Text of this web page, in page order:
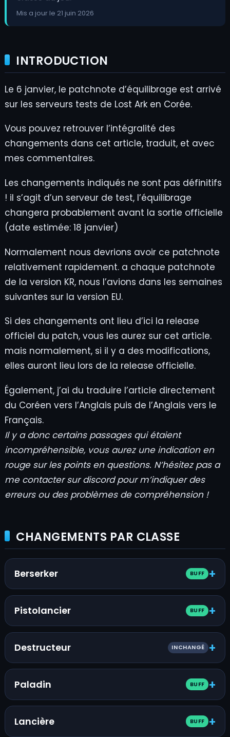
Mis a jour le 21 juin 2026
INTRODUCTION
Le 6 janvier, le patchnote d’équilibrage est arrivé
sur les serveurs tests de Lost Ark en Corée.
Vous pouvez retrouver l’intégralité des
changements dans cet article, traduit, et avec
mes commentaires.
Les changements indiqués ne sont pas définitifs
! il s’agit d’un serveur de test, l’équilibrage
changera probablement avant la sortie officielle
(date estimée: 18 janvier)
Normalement nous devrions avoir ce patchnote
relativement rapidement. a chaque patchnote
de la version KR, nous l’avions dans les semaines
suivantes sur la version EU.
Si des changements ont lieu d’ici la release
officiel du patch, vous les aurez sur cet article.
mais normalement, si il y a des modifications,
elles auront lieu lors de la release officielle.
Également, j’ai du traduire l’article directement
du Coréen vers l’Anglais puis de l’Anglais vers le
Français.
Il y a donc certains passages qui étaient
incompréhensible, vous aurez une indication en
rouge sur les points en questions. N’hésitez pas a
me contacter sur discord pour m’indiquer des
erreurs ou des problèmes de compréhension !
CHANGEMENTS PAR CLASSE
Berserker BUFF
Pistolancier BUFF
Destructeur INCHANGÉ
Paladin BUFF
Lancière BUFF